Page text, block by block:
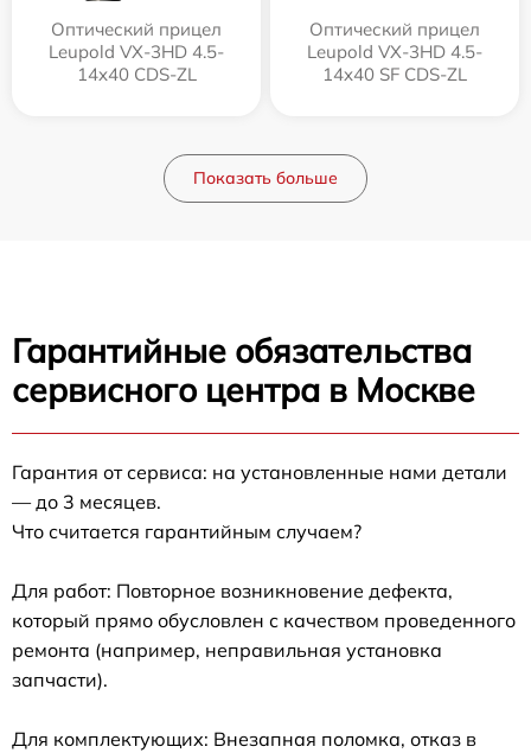
Оптический прицел
Leupold VX-3HD 4.5-
14x40 CDS-ZL
Оптический прицел
Leupold VX-3HD 4.5-
14x40 SF CDS-ZL
Показать больше
Гарантийные обязательства
сервисного центра в Москве
Гарантия от сервиса: на установленные нами детали
— до 3 месяцев.
Что считается гарантийным случаем?
Для работ: Повторное возникновение дефекта,
который прямо обусловлен с качеством проведенного
ремонта (например, неправильная установка
запчасти).
Для комплектующих: Внезапная поломка, отказ в